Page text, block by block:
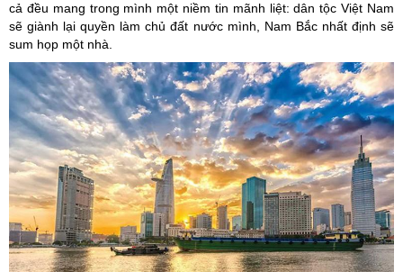
cả đều mang trong mình một niềm tin mãnh liệt: dân tộc Việt Nam
sẽ giành lại quyền làm chủ đất nước mình, Nam Bắc nhất định sẽ
sum họp một nhà.